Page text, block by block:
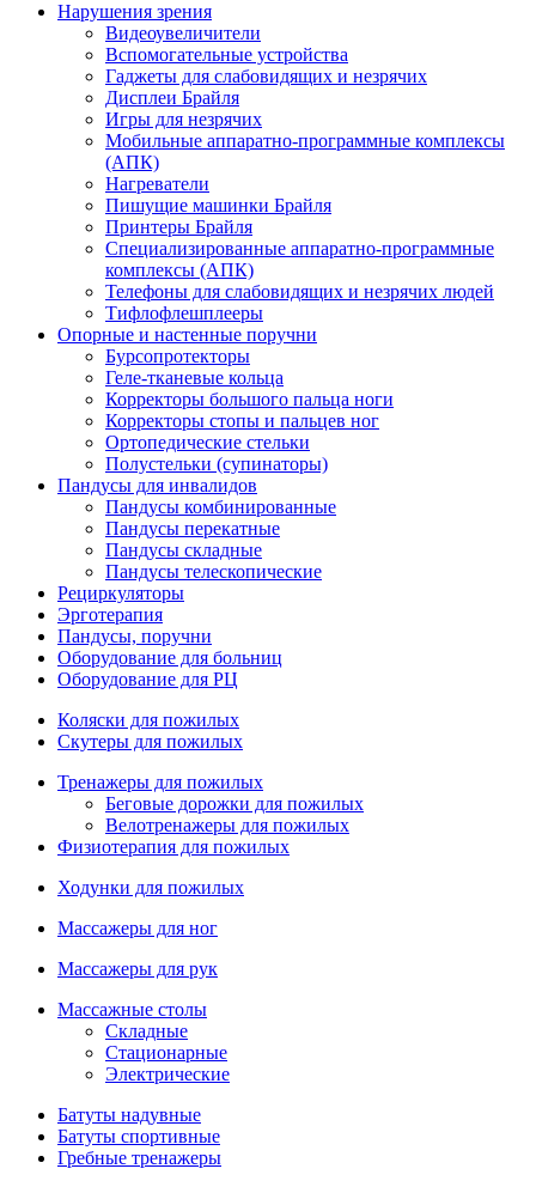
Нарушения зрения
Видеоувеличители
Вспомогательные устройства
Гаджеты для слабовидящих и незрячих
Дисплеи Брайля
Игры для незрячих
Мобильные аппаратно-программные комплексы
(АПК)
Нагреватели
Пишущие машинки Брайля
Принтеры Брайля
Специализированные аппаратно-программные
комплексы (АПК)
Телефоны для слабовидящих и незрячих людей
Тифлофлешплееры
Опорные и настенные поручни
Бурсопротекторы
Геле-тканевые кольца
Корректоры большого пальца ноги
Корректоры стопы и пальцев ног
Ортопедические стельки
Полустельки (супинаторы)
Пандусы для инвалидов
Пандусы комбинированные
Пандусы перекатные
Пандусы складные
Пандусы телескопические
Рециркуляторы
Эрготерапия
Пандусы, поручни
Оборудование для больниц
Оборудование для РЦ
Коляски для пожилых
Скутеры для пожилых
Тренажеры для пожилых
Беговые дорожки для пожилых
Велотренажеры для пожилых
Физиотерапия для пожилых
Ходунки для пожилых
Массажеры для ног
Массажеры для рук
Массажные столы
Складные
Стационарные
Электрические
Батуты надувные
Батуты спортивные
Гребные тренажеры